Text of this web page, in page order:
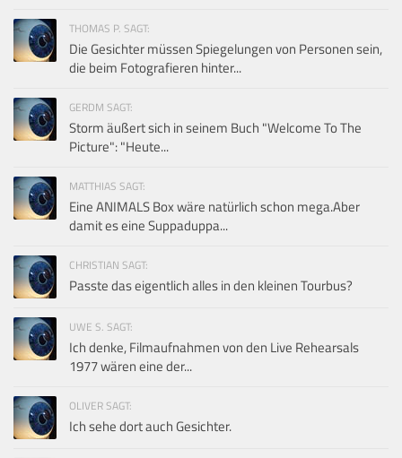
THOMAS P. SAGT:
Die Gesichter müssen Spiegelungen von Personen sein,
die beim Fotografieren hinter...
GERDM SAGT:
Storm äußert sich in seinem Buch "Welcome To The
Picture": "Heute...
MATTHIAS SAGT:
Eine ANIMALS Box wäre natürlich schon mega.Aber
damit es eine Suppaduppa...
CHRISTIAN SAGT:
Passte das eigentlich alles in den kleinen Tourbus?
UWE S. SAGT:
Ich denke, Filmaufnahmen von den Live Rehearsals
1977 wären eine der...
OLIVER SAGT:
Ich sehe dort auch Gesichter.